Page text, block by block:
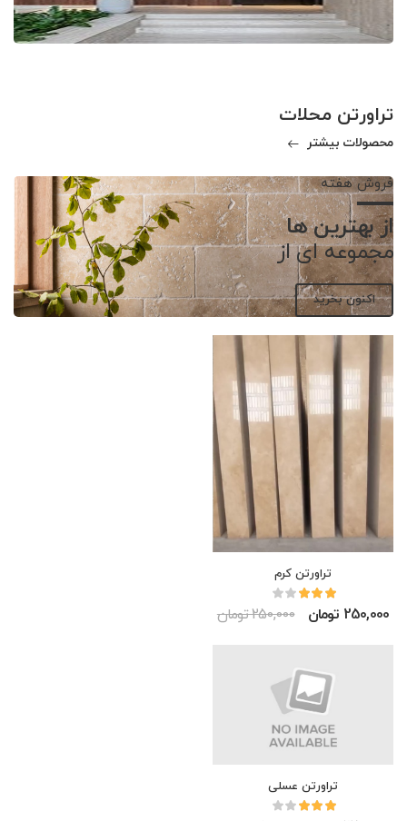
تراورتن محلات
محصولات بیشتر
فروش هفته
از بهترین ها
مجموعه ای از
اکنون بخرید
تراورتن کرم
250,000 تومان 250,000 تومان
تراورتن عسلی